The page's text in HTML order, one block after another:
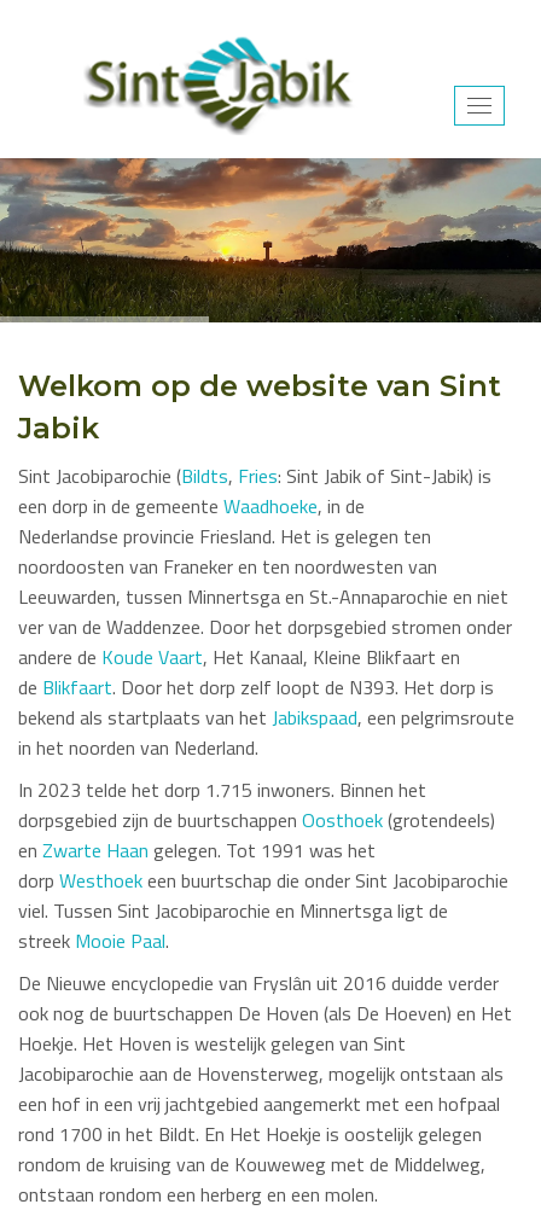
Toggle
Welkom op de website van Sint
Jabik
Sint Jacobiparochie (Bildts, Fries: Sint Jabikof Sint-Jabik) is
een dorp in de gemeente Waadhoeke, in de
Nederlandse provincie Friesland. Het is gelegen ten
noordoosten van Franeker en ten noordwesten van
Leeuwarden, tussen Minnertsgaen St.-Annaparochie en niet
ver van de Waddenzee. Door het dorpsgebied stromen onder
andere de Koude Vaart, Het Kanaal, Kleine Blikfaart en
de Blikfaart. Door het dorp zelf loopt de N393. Het dorp is
bekend als startplaats van het Jabikspaad, een pelgrimsroute
in het noorden van Nederland.
In 2023 telde het dorp 1.715 inwoners. Binnen het
dorpsgebied zijn de buurtschappen Oosthoek(grotendeels)
en Zwarte Haan gelegen. Tot 1991 was het
dorp Westhoekeen buurtschap die onder Sint Jacobiparochie
viel. Tussen Sint Jacobiparochie en Minnertsga ligt de
streek Mooie Paal.
De Nieuwe encyclopedie van Fryslân uit 2016 duidde verder
ook nog de buurtschappen De Hoven (als De Hoeven) en Het
Hoekje. Het Hoven is westelijk gelegen van Sint
Jacobiparochie aan de Hovensterweg, mogelijk ontstaan als
een hof in een vrij jachtgebied aangemerkt met een hofpaal
rond 1700 in het Bildt. En Het Hoekje is oostelijk gelegen
rondom de kruising van de Kouweweg met de Middelweg,
ontstaan rondom een herberg en een molen.